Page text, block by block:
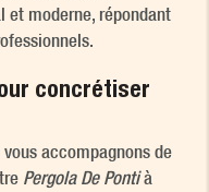
et moderne, répondant
concrétiser
vous accompagnons de
Pergola De Pontià